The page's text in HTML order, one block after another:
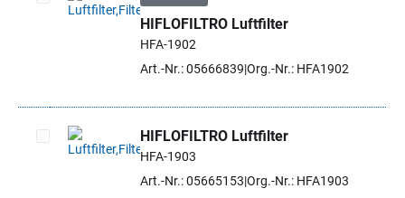
Artikel auswählen
HIFLOFILTRO Luftfilter
HFA-1902
Art.-Nr.: 05666839 Org.-Nr.: HFA1902
Artikel auswählen
HIFLOFILTRO Luftfilter
HFA-1903
Art.-Nr.: 05665153 Org.-Nr.: HFA1903